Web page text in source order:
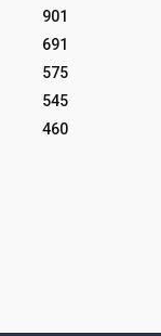
901
691
575
545
460